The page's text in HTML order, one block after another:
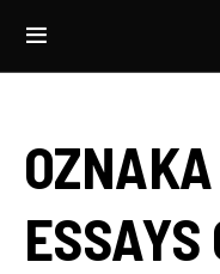
ESSAYS